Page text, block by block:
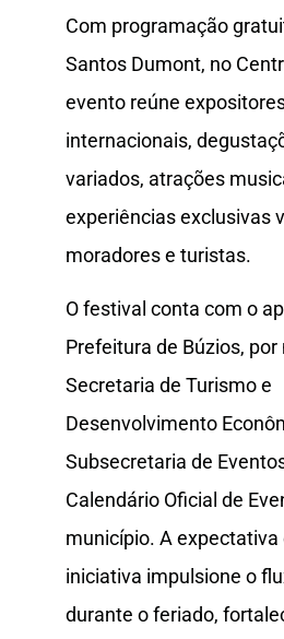
Com programação
Santos Dumont, no
evento reúne
internacionais,
variados, atrações
experiências exclusivas
moradores e turistas.
O festival conta com o
Prefeitura de Búzios, por
Secretaria de Turismo e
Desenvolvimento
Subsecretaria de
Calendário Oficial de
município. A expectativa
iniciativa impulsione o
durante o feriado,